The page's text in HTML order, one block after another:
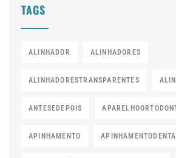
TAGS
ALINHADOR ALINHADORES
ALINHADORESTRANSPARENTES
ANTESEDEPOIS
APINHAMENTO